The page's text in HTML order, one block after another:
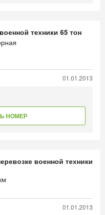
техники 65 тон
01.01.2013
НОМЕР
военной техники
01.01.2013